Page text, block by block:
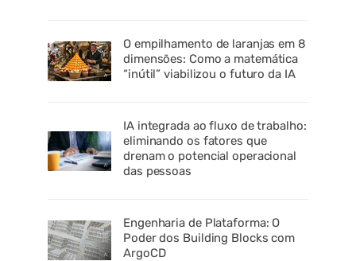
O empilhamento de laranjas em 8
dimensões: Como a matemática
“inútil” viabilizou o futuro da IA
IA integrada ao fluxo de trabalho:
eliminando os fatores que
drenam o potencial operacional
das pessoas
Engenharia de Plataforma: O
Poder dos Building Blocks com
ArgoCD